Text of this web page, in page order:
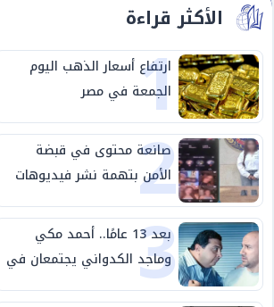
الأكثر قراءة
1
ارتفاع أسعار الذهب اليوم
الجمعة في مصر
2
صانعة محتوى في قبضة
الأمن بتهمة نشر فيديوهات
خادشة للحياء
3 بعد 13 عامًا.. أحمد مكي
وماجد الكدواني يجتمعان في
«فرصة سعيدة»